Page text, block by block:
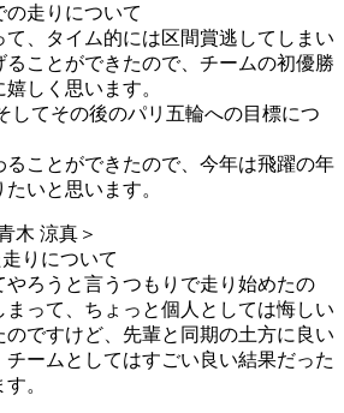
の走りについて
て、タイム的には区間賞逃してしまい
ることができたので、チームの初優勝
しく思います。
してその後のパリ五輪への目標につ
ることができたので、今年は飛躍の年
いと思います。
木 涼真＞
りについて
やろうと言うつもりで走り始めたの
って、ちょっと個人としては悔しい
ですけど、先輩と同期の土方に良い
ームとしてはすごい良い結果だった
。